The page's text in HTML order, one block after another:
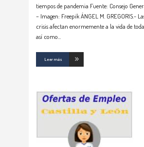
tiempos de pandemia Fuente: Consejo
– Imagen: Freepik ÁNGEL M. GREGORIS.-
crisis afectan enormemente a la vida de
así como
Leer más